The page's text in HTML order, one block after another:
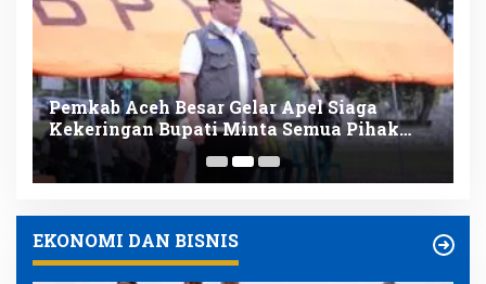
Pemkab Aceh Besar Gelar Apel Siaga
Kekeringan Bupati Minta Semua Pihak
Tingkatkan Kewaspadaan
EKONOMI DAN BISNIS